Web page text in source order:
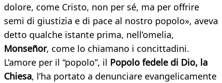
dolore, come Cristo, non per sé, ma per offrire
semi di giustizia e di pace al nostro popolo», aveva
detto qualche istante prima, nell’omelia,
Monseñor, come lo chiamano i concittadini.
L’amore per il “popolo”, il Popolo fedele di Dio, la
Chiesa, l’ha portato a denunciare evangelicamente